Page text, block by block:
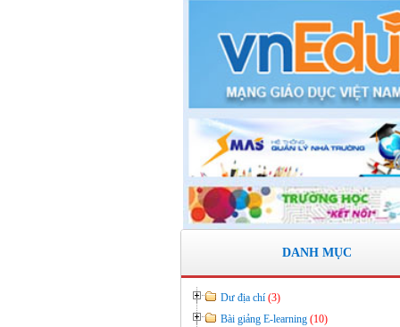
KẾ HOẠCH BỒI DƯỠNG VÀ PHÁT
TRIỂN ĐỘI NGŨ NĂM HỌC 2019-
Thời gian đăng: 11/06/2020
lượt xem: 8575 | lượt tải:2797
Số: 03 /KH-THVY ngày 17/9�
KẾ HOẠCH CÔNG TÁC KIỂM
BỘ NĂM HỌC 2019– 2020
Thời gian đăng: 11/06/2020
lượt xem: 11747 | lượt tải:671
Số: 15 /QĐ-THVY ngày 10/9&#
QUYẾT ĐỊNH Về việc ban hành thực
Quy chế dân chủ trong hoạt động của
lượt xem: 3472 | lượt tải:645
DANH MỤC
Dư địa chí (3)
Bài giảng E-learning (10)